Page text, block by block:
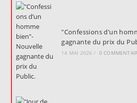
"Confessions d’un
gagnante du prix du
14 MAI 2026 / 0